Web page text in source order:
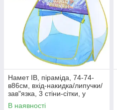
Намет IB, піраміда, 74-74-
в86см, вхід-накидка/липучки/
зав"язка, 3 стіни-сітки, у
сумці, 32-32-4см /12/
В наявності